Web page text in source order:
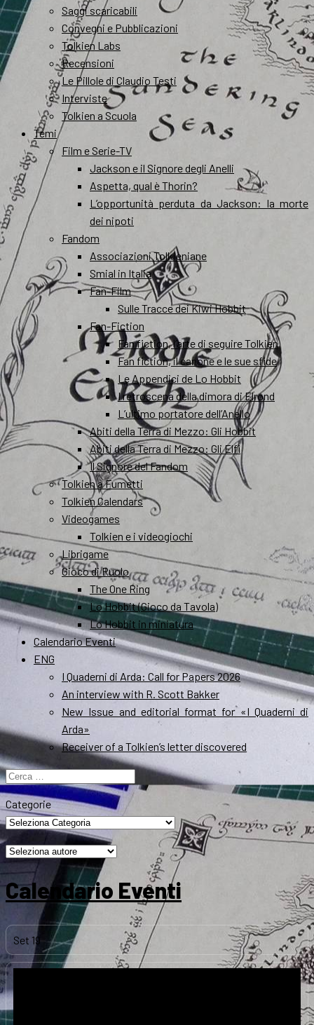
Saggi scaricabili
Convegni e Pubblicazioni
Tolkien Labs
Recensioni
Le Pillole di Claudio Testi
Interviste
Tolkien a Scuola
Temi
Film e Serie-TV
Jackson e il Signore degli Anelli
Aspetta, qual è Thorin?
L’opportunità perduta da Jackson: la morte
dei nipoti
Fandom
Associazioni Tolkieniane
Smial in Italia
Fan-Film
Sulle Tracce dei Kiwi Hobbit
Fan-Fiction
Fan fiction, l’arte di seguire Tolkien
Fan fiction, il canone e le sue sfide
Le Appendici de Lo Hobbit
I retroscena della dimora di Elrond
L’ultimo portatore dell’Anello
Abiti della Terra di Mezzo: Gli Hobbit
Abiti della Terra di Mezzo: Gli Elfi
Il Signore del Fandom
Tolkien a Fumetti
Tolkien Calendars
Videogames
Tolkien e i videogiochi
Librigame
Gioco di Ruolo
The One Ring
Lo Hobbit (Gioco da Tavola)
Lo Hobbit in miniatura
Calendario Eventi
ENG
I Quaderni di Arda: Call for Papers 2026
An interview with R. Scott Bakker
New Issue and editorial format for «I Quaderni di
Arda»
Receiver of a Tolkien’s letter discovered
Ricerca
per:
Categorie
Calendario Eventi
Set 19